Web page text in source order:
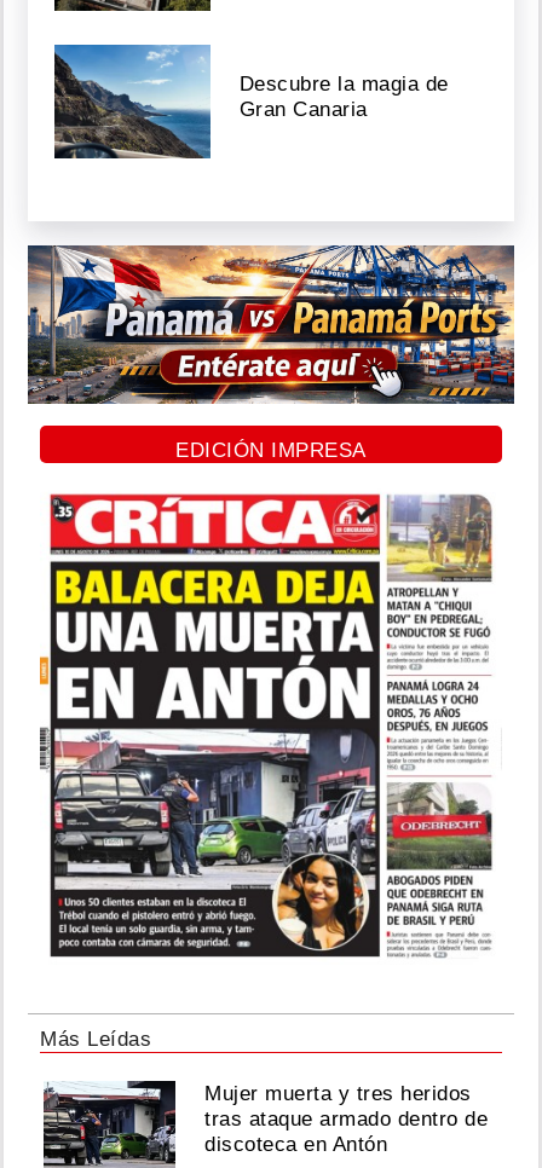
Descubre la magia de
Gran Canaria
EDICIÓN IMPRESA
Más Leídas
Mujer muerta y tres heridos
tras ataque armado dentro de
discoteca en Antón